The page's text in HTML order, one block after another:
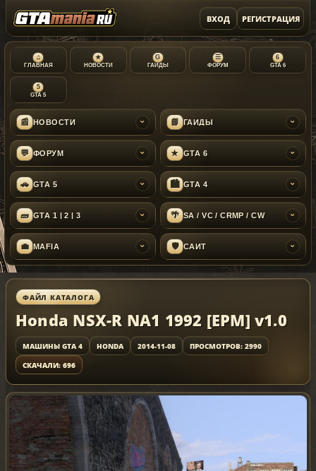
ВХОД РЕГИСТРАЦИЯ
⌂
ГЛАВНАЯ
★
НОВОСТИ
G
ГАЙДЫ
☰
ФОРУМ
6
GTA 6
5
GTA 5
📰 НОВОСТИ › 📘 ГАЙДЫ ›
💬 ФОРУМ › ★ GTA 6 ›
🚗 GTA 5 › 🏙 GTA 4 ›
🧱 GTA 1 | 2 | 3 › 🌴 SA / VC / CRMP / CW ›
💼 MAFIA › 🛡 САЙТ ›
ФАЙЛ КАТАЛОГА
Honda NSX-R NA1 1992 [EPM] v1.0
МАШИНЫ GTA 4 HONDA 2014-11-08
ПРОСМОТРОВ: 2990
СКАЧАЛИ: 696